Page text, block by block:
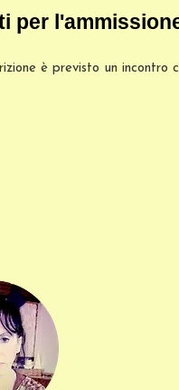
per
è previsto un incontro